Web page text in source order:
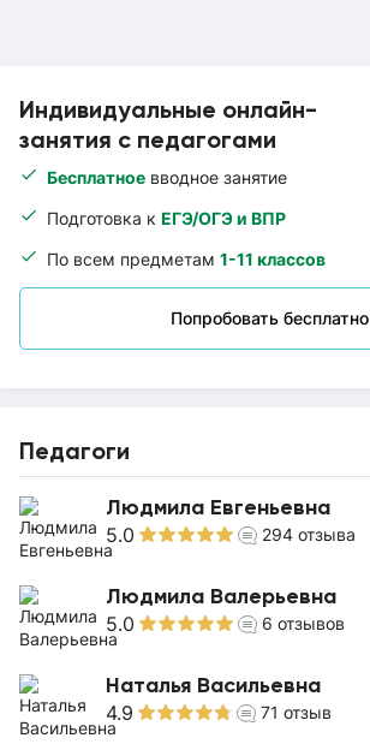
Индивидуальные онлайн-
занятия с педагогами
Бесплатное вводное занятие
Подготовка к ЕГЭ/ОГЭ и ВПР
По всем предметам 1-11 классов
Попробовать бесплатно
Педагоги
Людмила Евгеньевна
5.0 294 отзыва
Людмила Валерьевна
5.0 6 отзывов
Наталья Васильевна
4.9 71 отзыв